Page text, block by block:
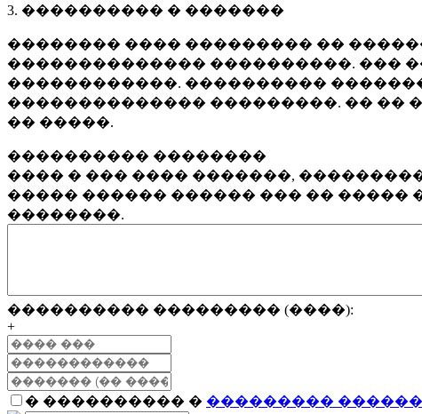
3. ���������� � �������
�������� ���� ��������� ��
�������������� ����������. ���
������������. ����������
�������������� ���������. �� ��
�� �����.
���������� ��������
���� � ��� ���� �������,
����� ������ ������ ��� ��
��������.
���������� ��������� (����):
+
� ���������� � ���������